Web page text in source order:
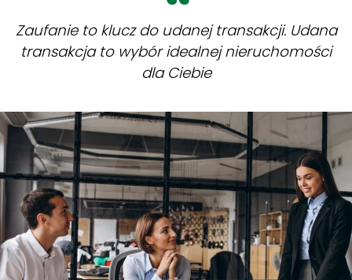
Zaufanie to klucz do udanej transakcji. Udana
transakcja to wybór idealnej nieruchomości
dla Ciebie